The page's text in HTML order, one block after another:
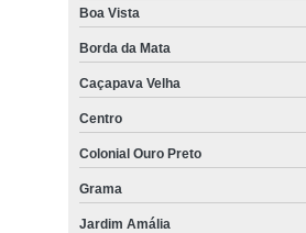
Boa Vista
Borda da Mata
Caçapava Velha
Centro
Colonial Ouro Preto
Grama
Jardim Amália